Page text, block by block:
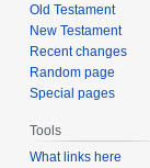
Old Testament
New Testament
Recent changes
Random page
Special pages
Tools
What links here